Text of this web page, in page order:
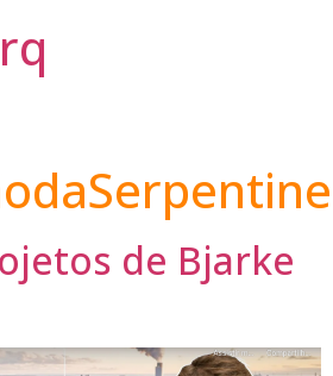
de Bjarke